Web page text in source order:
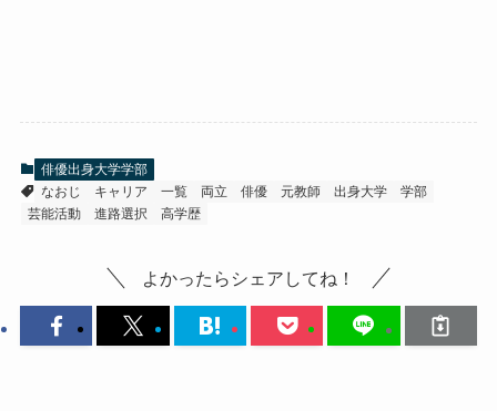
俳優出身大学学部
なおじ
キャリア 一覧 両立 俳優 元教師 出身大学
学部
芸能活動
進路選択 高学歴
よかったらシェアしてね！